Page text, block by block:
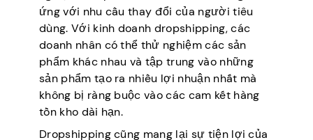
ứng với nhu cầu thay đổi của người tiêu
dùng. Với kinh doanh dropshipping, các
doanh nhân có thể thử nghiệm các sản
phẩm khác nhau và tập trung vào những
sản phẩm tạo ra nhiều lợi nhuận nhất mà
không bị ràng buộc vào các cam kết hàng
tồn kho dài hạn.
Dropshipping cũng mang lại sự tiện lợi của